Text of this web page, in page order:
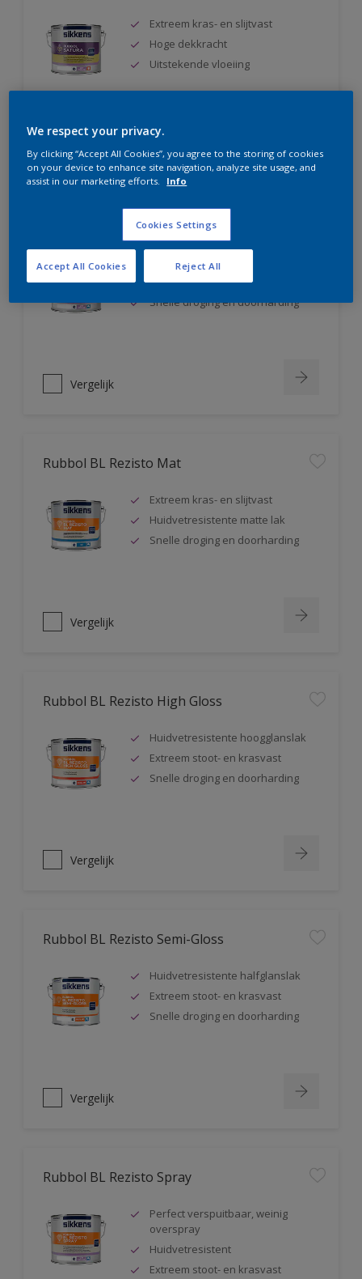
Extreem kras- en slijtvast
Hoge dekkracht
Uitstekende vloeiing
Rubbol BL Rezisto Satin
Extreem kras- en slijtvast
Huidvetresistente zijdeglanslak
Snelle droging en doorharding
Vergelijk
Rubbol BL Rezisto Mat
Extreem kras- en slijtvast
Huidvetresistente matte lak
Snelle droging en doorharding
Vergelijk
Rubbol BL Rezisto High Gloss
Huidvetresistente hoogglanslak
Extreem stoot- en krasvast
Snelle droging en doorharding
Vergelijk
Rubbol BL Rezisto Semi-Gloss
Huidvetresistente halfglanslak
Extreem stoot- en krasvast
Snelle droging en doorharding
Vergelijk
Rubbol BL Rezisto Spray
Perfect verspuitbaar, weinig
overspray
Huidvetresistent
Extreem stoot- en krasvast
We respect your privacy.
By clicking “Accept All Cookies”, you agree to the storing of cookies
on your device to enhance site navigation, analyze site usage, and
assist in our marketing efforts.
Info
Cookies Settings
Reject All
Accept All Cookies